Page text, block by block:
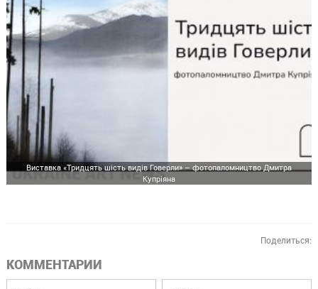
Виставка «Тридцять шість видів Говерли» – фотопаломництво Дмитра
Купріяна
Поделиться:
КОММЕНТАРИИ